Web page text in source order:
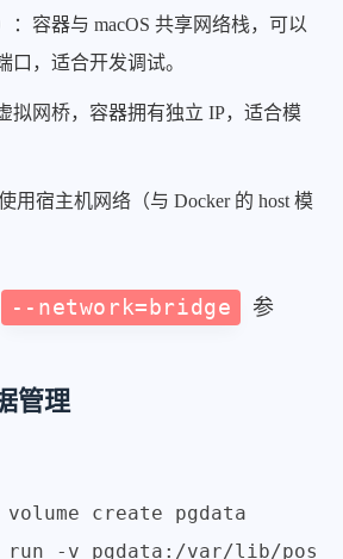
：容器与 macOS 共享网络栈，可以
口，适合开发调试。
拟网桥，容器拥有独立 IP，适合模
用宿主机网络（与 Docker 的 host 模
--network=bridge
参
管理
create pgdata